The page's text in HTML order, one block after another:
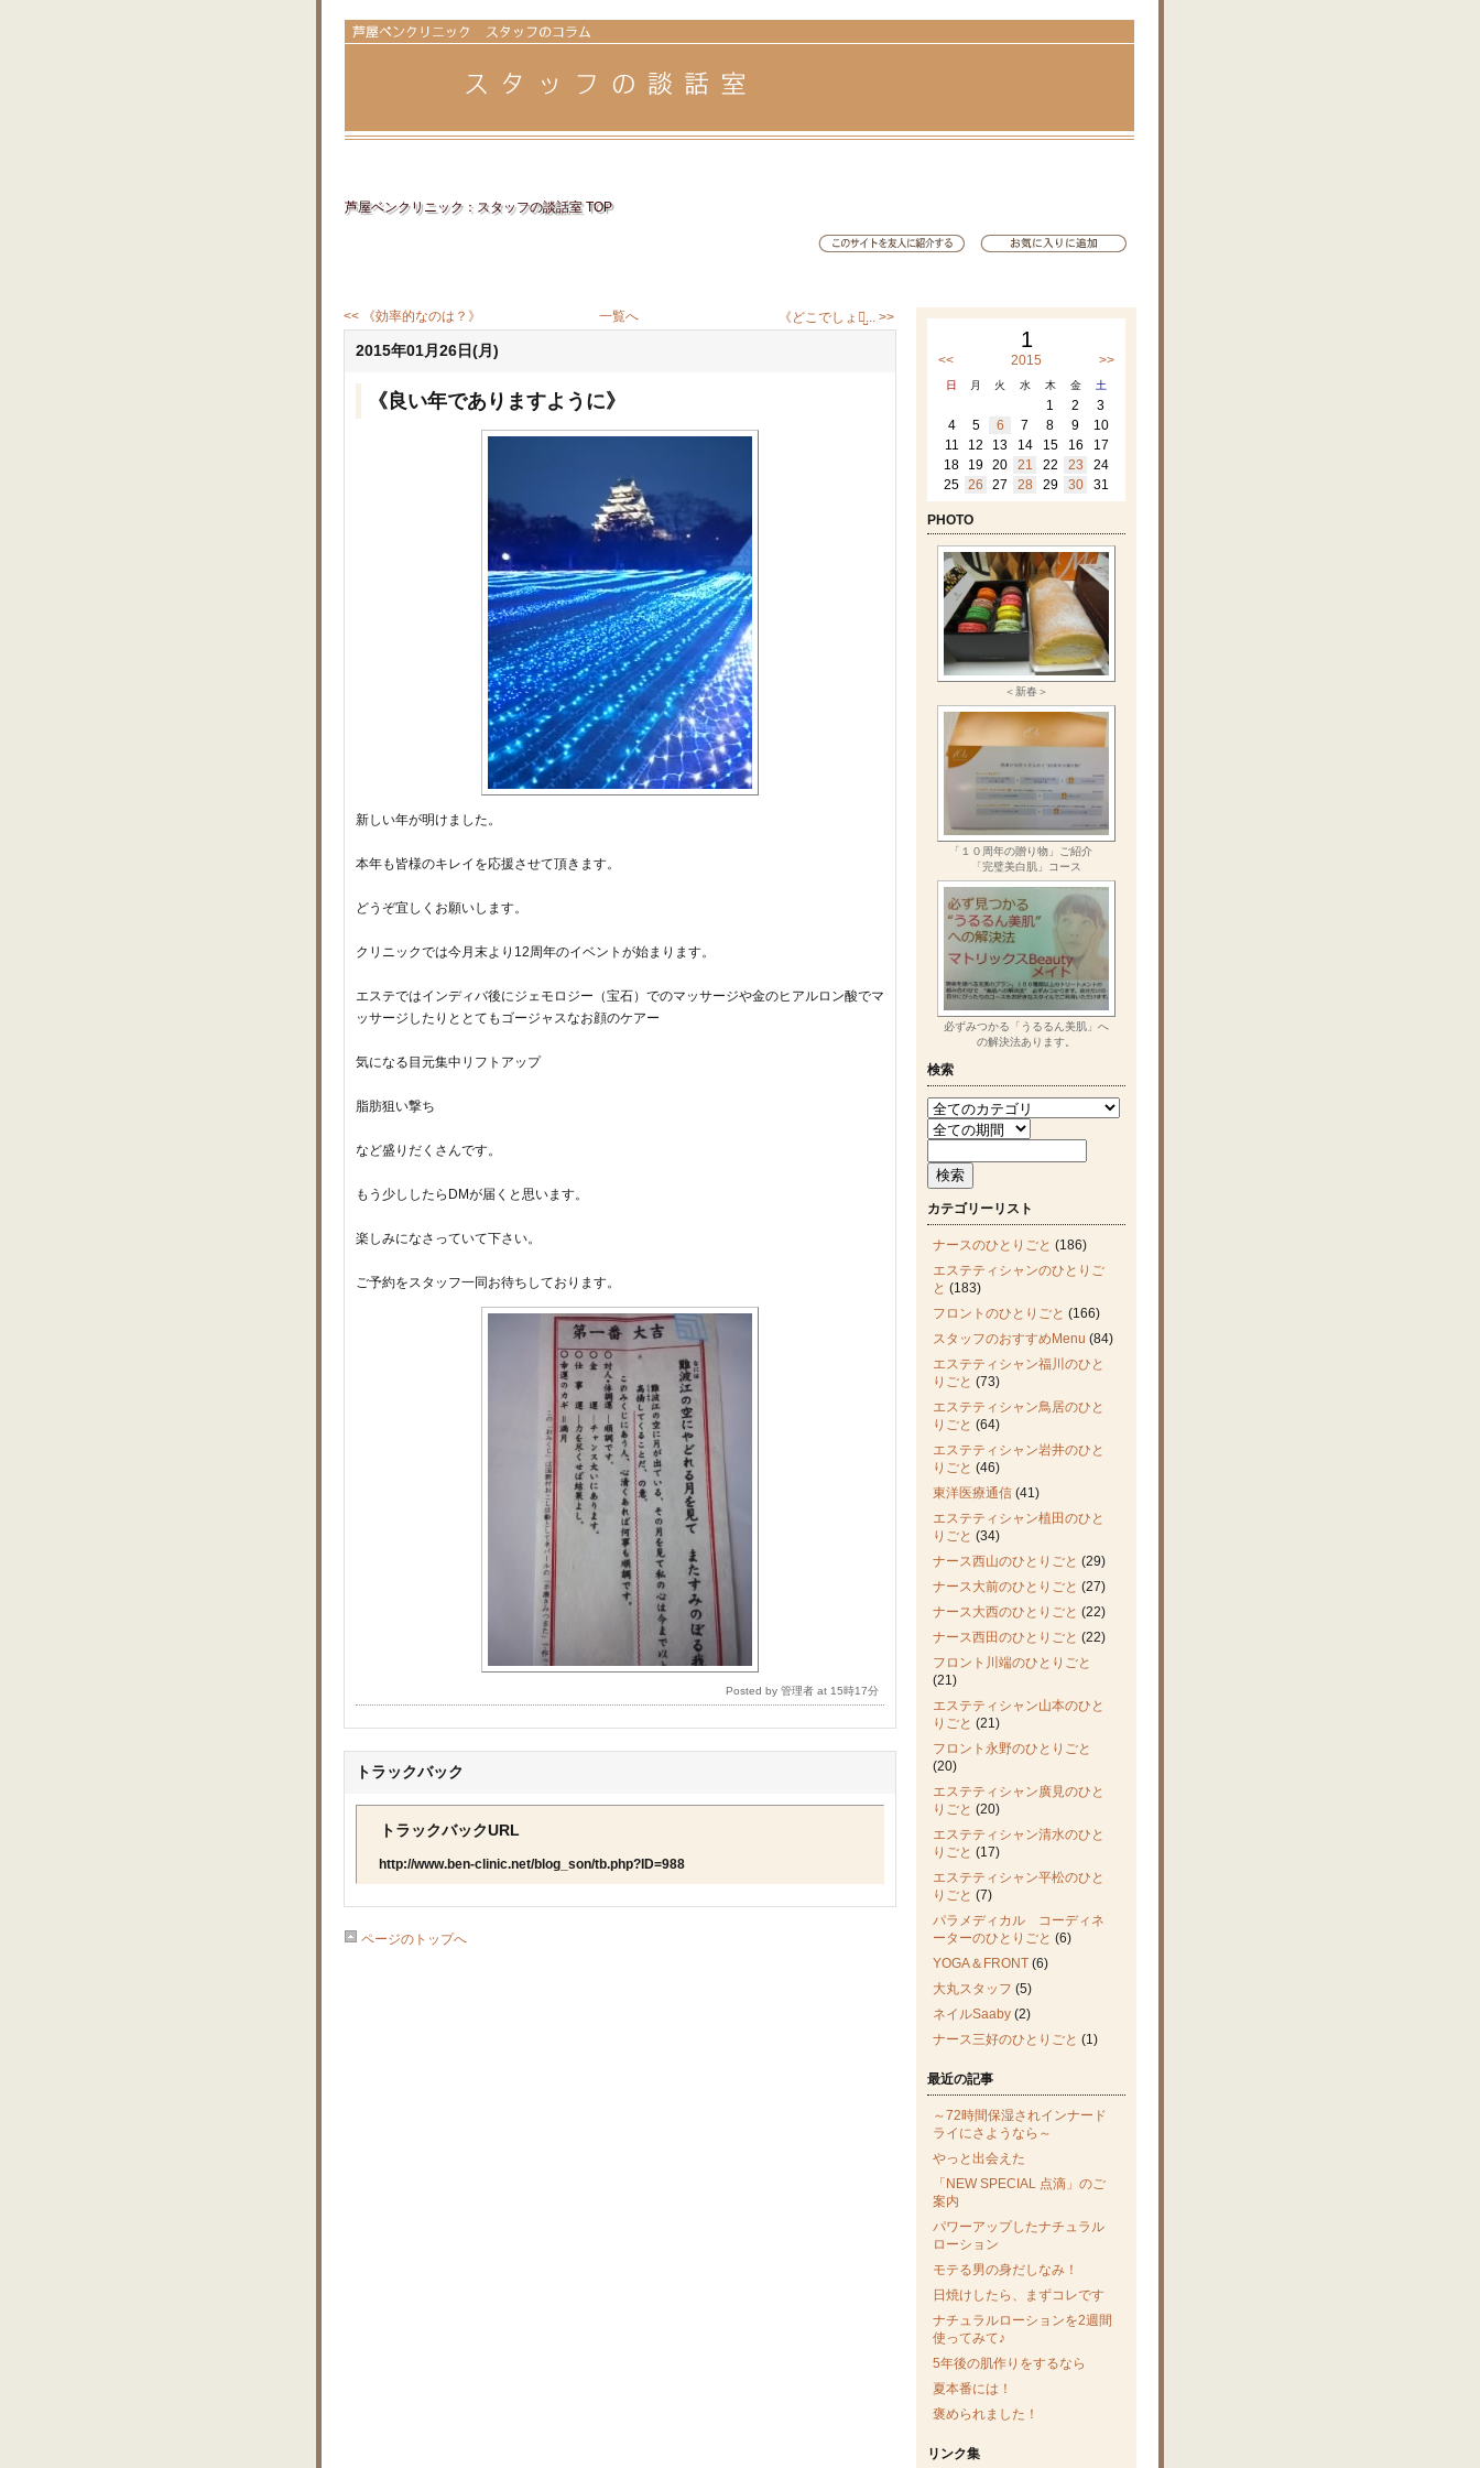
芦屋ベンクリニック：スタッフの談話室 TOP
<< 《効率的なのは？》 一覧へ 《どこでしょう̺... >>
2015年01月26日(月)
《良い年でありますように》
新しい年が明けました。
本年も皆様のキレイを応援させて頂きます。
どうぞ宜しくお願いします。
クリニックでは今月末より12周年のイベントが始まります。
エステではインディバ後にジェモロジー（宝石）でのマッサージや金のヒアルロン酸でマ
ッサージしたりととてもゴージャスなお顔のケアー
気になる目元集中リフトアップ
脂肪狙い撃ち
など盛りだくさんです。
もう少ししたらDMが届くと思います。
楽しみになさっていて下さい。
ご予約をスタッフ一同お待ちしております。
Posted by 管理者 at 15時17分
トラックバック
トラックバックURL
http://www.ben-clinic.net/blog_son/tb.php?ID=988
ページのトップへ
1
<< 2015 >>
日 月 火 水 木 金 土
1 2
3
4
5 6 7 8 9
10
11
12 13 14 15 16
17
18
19 20 21 22 23
24
25 26 27 28 29 30 31
PHOTO
＜新春＞
「１０周年の贈り物」ご紹介
「完璧美白肌」コース
必ずみつかる「うるるん美肌」へ
の解決法あります。
検索
カテゴリーリスト
ナースのひとりごと (186)
エステティシャンのひとりご
と (183)
フロントのひとりごと (166)
スタッフのおすすめMenu (84)
エステティシャン福川のひと
りごと (73)
エステティシャン鳥居のひと
りごと (64)
エステティシャン岩井のひと
りごと (46)
東洋医療通信 (41)
エステティシャン植田のひと
りごと (34)
ナース西山のひとりごと (29)
ナース大前のひとりごと (27)
ナース大西のひとりごと (22)
ナース西田のひとりごと (22)
フロント川端のひとりごと
(21)
エステティシャン山本のひと
りごと (21)
フロント永野のひとりごと
(20)
エステティシャン廣見のひと
りごと (20)
エステティシャン清水のひと
りごと (17)
エステティシャン平松のひと
りごと (7)
パラメディカル コーディネ
ーターのひとりごと (6)
YOGA＆FRONT (6)
大丸スタッフ (5)
ネイルSaaby (2)
ナース三好のひとりごと (1)
最近の記事
～72時間保湿されインナード
ライにさようなら～
やっと出会えた
「NEW SPECIAL 点滴」のご
案内
パワーアップしたナチュラル
ローション
モテる男の身だしなみ！
日焼けしたら、まずコレです
ナチュラルローションを2週間
使ってみて♪
5年後の肌作りをするなら
夏本番には！
褒められました！
リンク集